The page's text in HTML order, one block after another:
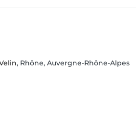
, Rhône, Auvergne-Rhône-Alpes